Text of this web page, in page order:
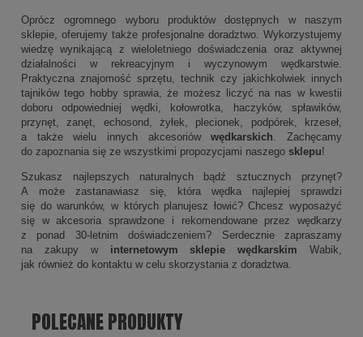
Oprócz ogromnego wyboru produktów dostępnych w naszym
sklepie, oferujemy także profesjonalne doradztwo. Wykorzystujemy
wiedzę wynikającą z wieloletniego doświadczenia oraz aktywnej
działalności w rekreacyjnym i wyczynowym wędkarstwie.
Praktyczna znajomość sprzętu, technik czy jakichkolwiek innych
tajników tego hobby sprawia, że możesz liczyć na nas w kwestii
doboru odpowiedniej wędki, kołowrotka, haczyków, spławików,
przynęt, zanęt, echosond, żyłek, plecionek, podpórek, krzeseł,
a także wielu innych akcesoriówwędkarskich . Zachęcamy
do zapoznania się ze wszystkimi propozycjami naszego sklepu!
Szukasz najlepszych naturalnych bądź sztucznych przynęt?
A może zastanawiasz się, która wędka najlepiej sprawdzi
się do warunków, w których planujesz łowić? Chcesz wyposażyć
się w akcesoria sprawdzone i rekomendowane przez wędkarzy
z ponad 30-letnim doświadczeniem? Serdecznie zapraszamy
na zakupy w internetowym sklepie wędkarskim Wabik,
jak również do kontaktu w celu skorzystania z doradztwa.
POLECANE PRODUKTY